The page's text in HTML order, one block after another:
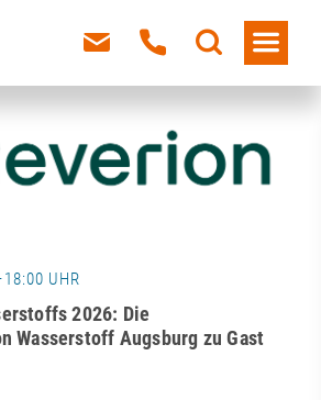
UHR
2026: Die
Wasserstoff Augsburg zu Gast